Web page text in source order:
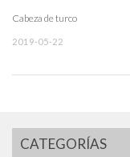
Cabeza de turco
2019-05-22
CATEGORÍAS